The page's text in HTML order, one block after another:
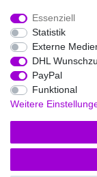
Impressum
Essenziell
Statistik
Externe
DHL
PayPal
Funktional
Weitere